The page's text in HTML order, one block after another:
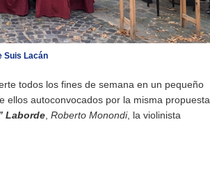
Suis Lacán
todos los fines de semana en un pequeño
ellos autoconvocados por la misma propuesta
Laborde Roberto Monondi, la violinista